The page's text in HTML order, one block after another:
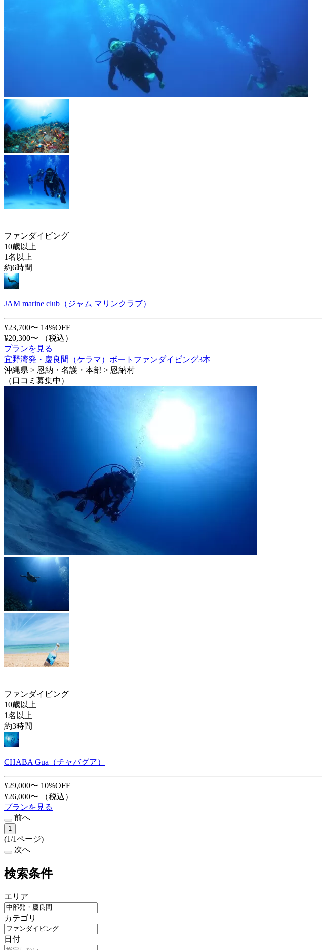
ファンダイビング
10歳以上
1名以上
約6時間
JAM marine club（ジャム マリンクラブ）
¥23,700〜 14%OFF
¥20,300〜
（税込）
プランを見る
宜野湾発・慶良間（ケラマ）ボートファンダイビング3本
沖縄県 > 恩納・名護・本部 > 恩納村
（口コミ募集中）
ファンダイビング
10歳以上
1名以上
約3時間
CHABA Gua（チャバグア）
¥29,000〜 10%OFF
¥26,000〜
（税込）
プランを見る
前へ
1
(1/1ページ)
次へ
検索条件
エリア
カテゴリ
日付